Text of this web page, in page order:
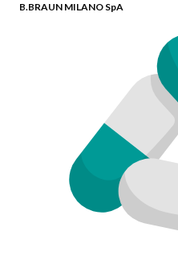
B.BRAUN MILANO SpA